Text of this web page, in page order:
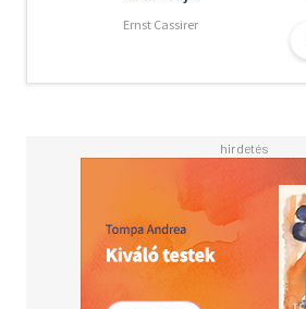
Ernst Cassirer